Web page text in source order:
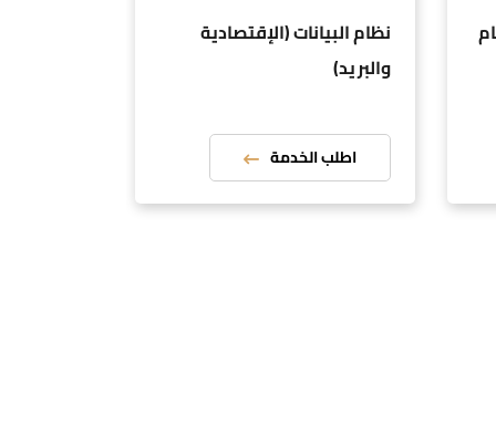
نظام البيانات (الإقتصادية
والبريد)
اطلب الخدمة